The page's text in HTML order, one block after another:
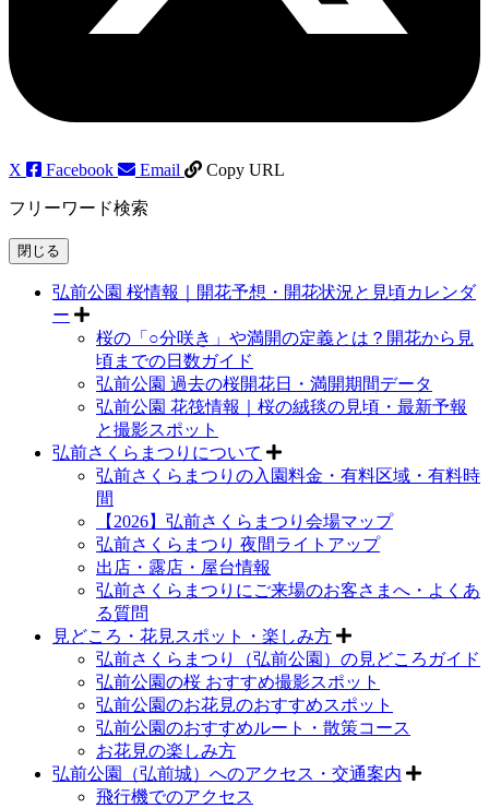
X Facebook Email Copy URL
フリーワード検索
閉じる
弘前公園 桜情報｜開花予想・開花状況と見頃カレンダ
ー
桜の「○分咲き」や満開の定義とは？開花から見
頃までの日数ガイド
弘前公園 過去の桜開花日・満開期間データ
弘前公園 花筏情報｜桜の絨毯の見頃・最新予報
と撮影スポット
弘前さくらまつりについて
弘前さくらまつりの入園料金・有料区域・有料時
間
【2026】弘前さくらまつり会場マップ
弘前さくらまつり 夜間ライトアップ
出店・露店・屋台情報
弘前さくらまつりにご来場のお客さまへ・よくあ
る質問
見どころ・花見スポット・楽しみ方
弘前さくらまつり（弘前公園）の見どころガイド
弘前公園の桜 おすすめ撮影スポット
弘前公園のお花見のおすすめスポット
弘前公園のおすすめルート・散策コース
お花見の楽しみ方
弘前公園（弘前城）へのアクセス・交通案内
飛行機でのアクセス